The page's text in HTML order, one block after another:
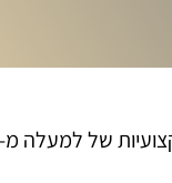
של למעלה מ- 14